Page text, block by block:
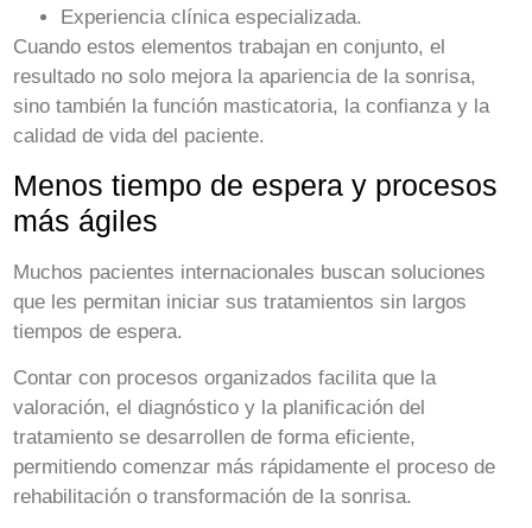
Experiencia clínica especializada.
Cuando estos elementos trabajan en conjunto, el
resultado no solo mejora la apariencia de la sonrisa,
sino también la función masticatoria, la confianza y la
calidad de vida del paciente.
Menos tiempo de espera y procesos
más ágiles
Muchos pacientes internacionales buscan soluciones
que les permitan iniciar sus tratamientos sin largos
tiempos de espera.
Contar con procesos organizados facilita que la
valoración, el diagnóstico y la planificación del
tratamiento se desarrollen de forma eficiente,
permitiendo comenzar más rápidamente el proceso de
rehabilitación o transformación de la sonrisa.